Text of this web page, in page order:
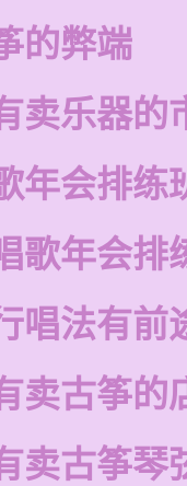
的弊端
卖乐器的
年会排练
歌年会排
唱法有前
卖古筝的
卖古筝琴